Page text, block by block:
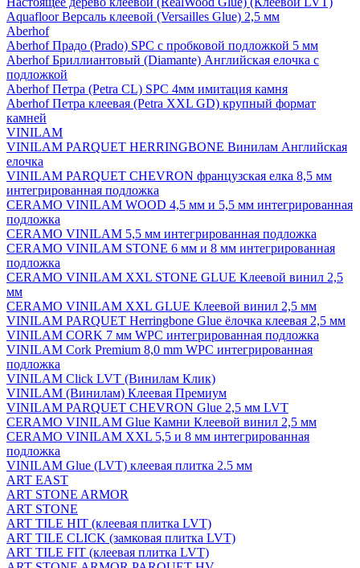
Aquafloor Версаль клеевой (Versailles Glue) 2,5 мм
Aberhof
Aberhof Прадо (Prado) SPC с пробковой подложкой 5 мм
Aberhof Бриллиантовый (Diamante) Английская елочка с
подложкой
Aberhof Петра (Petra CL) SPC 4мм имитация камня
Aberhof Петра клеевая (Petra XXL GD) крупный формат
камней
VINILAM
VINILAM PARQUET HERRINGBONE Винилам Английская
елочка
VINILAM PARQUET CHEVRON французская елка 8,5 мм
интегрированная подложка
CERAMO VINILAM WOOD 4,5 мм и 5,5 мм интегрированная
подложка
CERAMO VINILAM 5,5 мм интегрированная подложка
CERAMO VINILAM STONE 6 мм и 8 мм интегрированная
подложка
CERAMO VINILAM XXL STONE GLUE Клеевой винил 2,5
мм
CERAMO VINILAM XXL GLUE Клеевой винил 2,5 мм
VINILAM PARQUET Herringbone Glue ёлочка клеевая 2,5 мм
VINILAM CORK 7 мм WPC интегрированная подложка
VINILAM Cork Premium 8,0 mm WPC интегрированная
подложка
VINILAM Click LVT (Винилам Клик)
VINILAM (Винилам) Клеевая Премиум
VINILAM PARQUET CHEVRON Glue 2,5 мм LVT
CERAMO VINILAM Glue Камни Клеевой винил 2,5 мм
CERAMO VINILAM XXL 5,5 и 8 мм интегрированная
подложка
VINILAM Glue (LVT) клеевая плитка 2.5 мм
ART EAST
ART STONE ARMOR
ART STONE
ART TILE HIT (клеевая плитка LVT)
ART TILE CLICK (замковая плитка LVT)
ART TILE FIT (клеевая плитка LVT)